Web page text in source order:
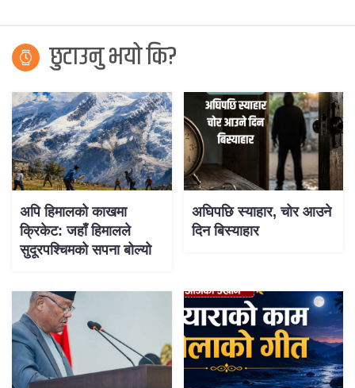
छुटाउनु भयो कि?
अपि हिमालको काखमा
क्रिकेट: जहाँ हिमालले
सुदूरपश्चिमको सपना बोल्यो
अघिपछि स्याहार, चोर आउने
दिन बिस्याहार